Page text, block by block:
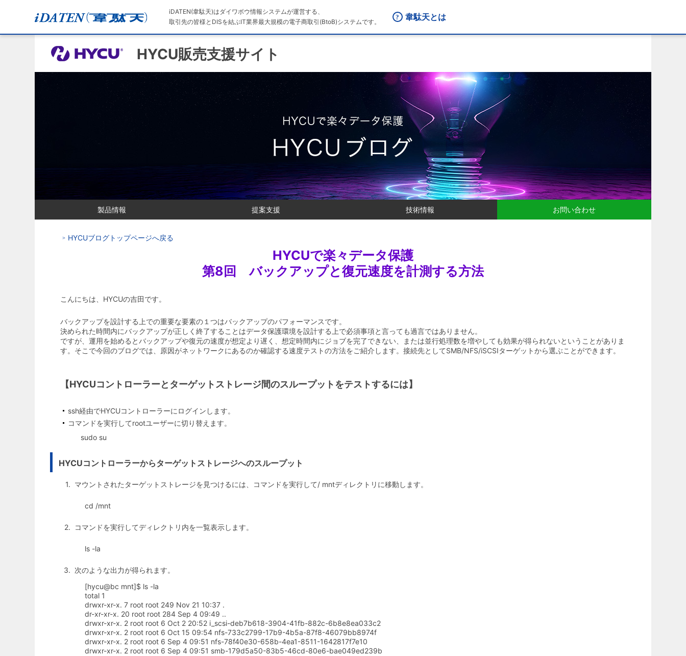
iDATEN(韋駄天)はダイワボウ情報システムが運営する、
取引先の皆様とDISを結ぶIT業界最大規模の電子商取引(BtoB)システムです。
韋駄天とは
HYCU販売支援サイト
製品情報 提案支援 技術情報 お問い合わせ
HYCUブログトップページへ戻る
HYCUで楽々データ保護
第8回 バックアップと復元速度を計測する方法
こんにちは、HYCUの吉田です。
バックアップを設計する上での重要な要素の１つはバックアップのパフォーマンスです。
決められた時間内にバックアップが正しく終了することはデータ保護環境を設計する上で必須事項と言っても過言ではありません。
ですが、運用を始めるとバックアップや復元の速度が想定より遅く、想定時間内にジョブを完了できない、または並行処理数を増やしても効果が得られないということがありま
す。そこで今回のブログでは、原因がネットワークにあるのか確認する速度テストの方法をご紹介します。接続先としてSMB/NFS/iSCSIターゲットから選ぶことができます。
【HYCUコントローラーとターゲットストレージ間のスループットをテストするには】
ssh経由でHYCUコントローラーにログインします。
コマンドを実行してrootユーザーに切り替えます。
sudo su
HYCUコントローラーからターゲットストレージへのスループット
マウントされたターゲットストレージを見つけるには、コマンドを実行して/ mntディレクトリに移動します。
cd /mnt
コマンドを実行してディレクトリ内を一覧表示します。
ls -la
次のような出力が得られます。
[hycu@bc mnt]$ ls -la
total 1
drwxr-xr-x. 7 root root 249 Nov 21 10:37 .
dr-xr-xr-x. 20 root root 284 Sep 4 09:49 ..
drwxr-xr-x. 2 root root 6 Oct 2 20:52 i_scsi-deb7b618-3904-41fb-882c-6b8e8ea033c2
drwxr-xr-x. 2 root root 6 Oct 15 09:54 nfs-733c2799-17b9-4b5a-87f8-46079bb8974f
drwxr-xr-x. 2 root root 6 Sep 4 09:51 nfs-78f40e30-658b-4ea1-8511-1642817f7e10
drwxr-xr-x. 2 root root 6 Sep 4 09:51 smb-179d5a50-83b5-46cd-80e6-bae049ed239b